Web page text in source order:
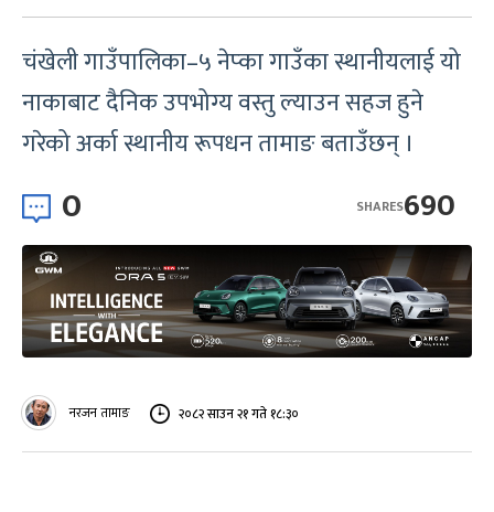
चंखेली गाउँपालिका–५ नेप्का गाउँका स्थानीयलाई यो
नाकाबाट दैनिक उपभोग्य वस्तु ल्याउन सहज हुने
गरेको अर्का स्थानीय रूपधन तामाङ बताउँछन् ।
0 690
SHARES
नरजन तामाङ २०८२ साउन २१ गते १८:३०